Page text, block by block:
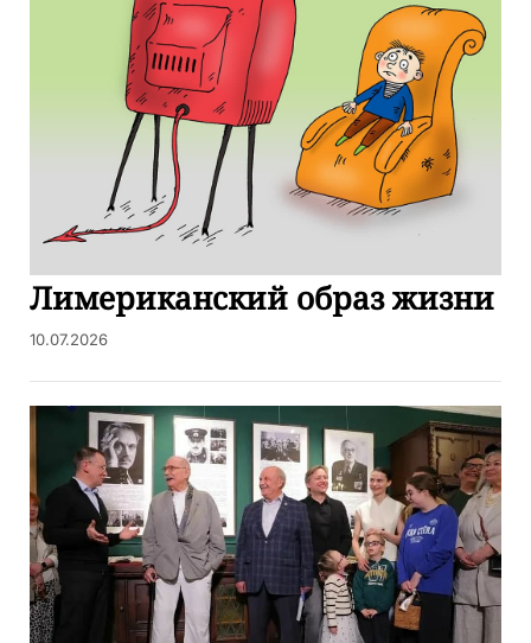
Лимериканский образ жизни
10.07.2026